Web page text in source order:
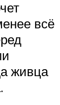
всё
живца